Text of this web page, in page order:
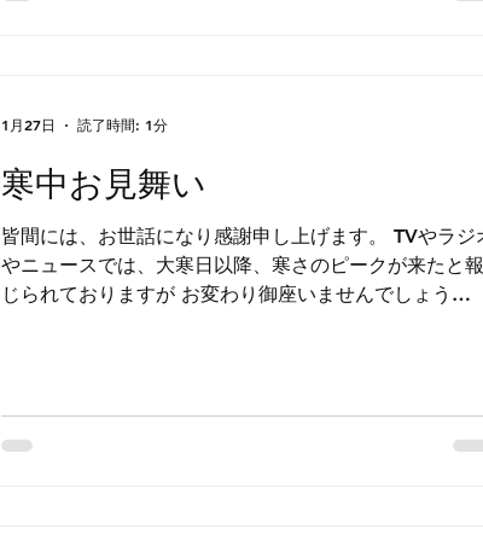
寒中お見舞い
皆間には、お世話になり感謝申し上げます。 TVやラジオ
やニュースでは、大寒日以降、寒さのピークが来たと報
じられておりますが お変わり御座いませんでしょう
1月27日 読了時間: 1分